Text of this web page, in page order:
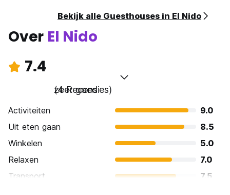
Bekijk alle Guesthouses in El Nido
Over El Nido
7.4
zeer goed
(4 Recensies)
Activiteiten
9.0
Uit eten gaan
8.5
Winkelen
5.0
Relaxen
7.0
Transport
7.5